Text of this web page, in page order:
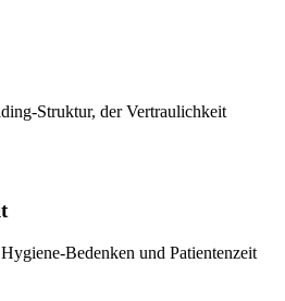
Struktur, der Vertraulichkeit
Bedenken und Patientenzeit